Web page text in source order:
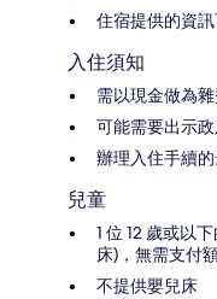
住宿提供的資
入住須知
需以現金做為
可能需要出示
辦理入住手續
兒童
1 位 12 歲或以
床)，無需支付
不提供嬰兒床